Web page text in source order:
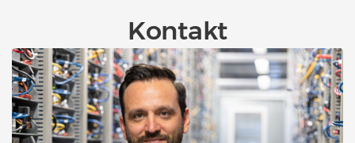
Hetzner präsentiert GPU-Server GEX131
mit NVIDIA RTX PRO™ 6000 Blackwell
Max-Q
11. Dezember 2025
Kontakt